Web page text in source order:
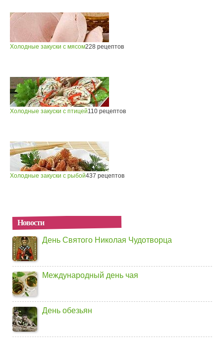
Холодные закуски с мясом228 рецептов
Холодные закуски с птицей110 рецептов
Холодные закуски с рыбой437 рецептов
Новости
День Святого Николая Чудотворца
Международный день чая
День обезьян